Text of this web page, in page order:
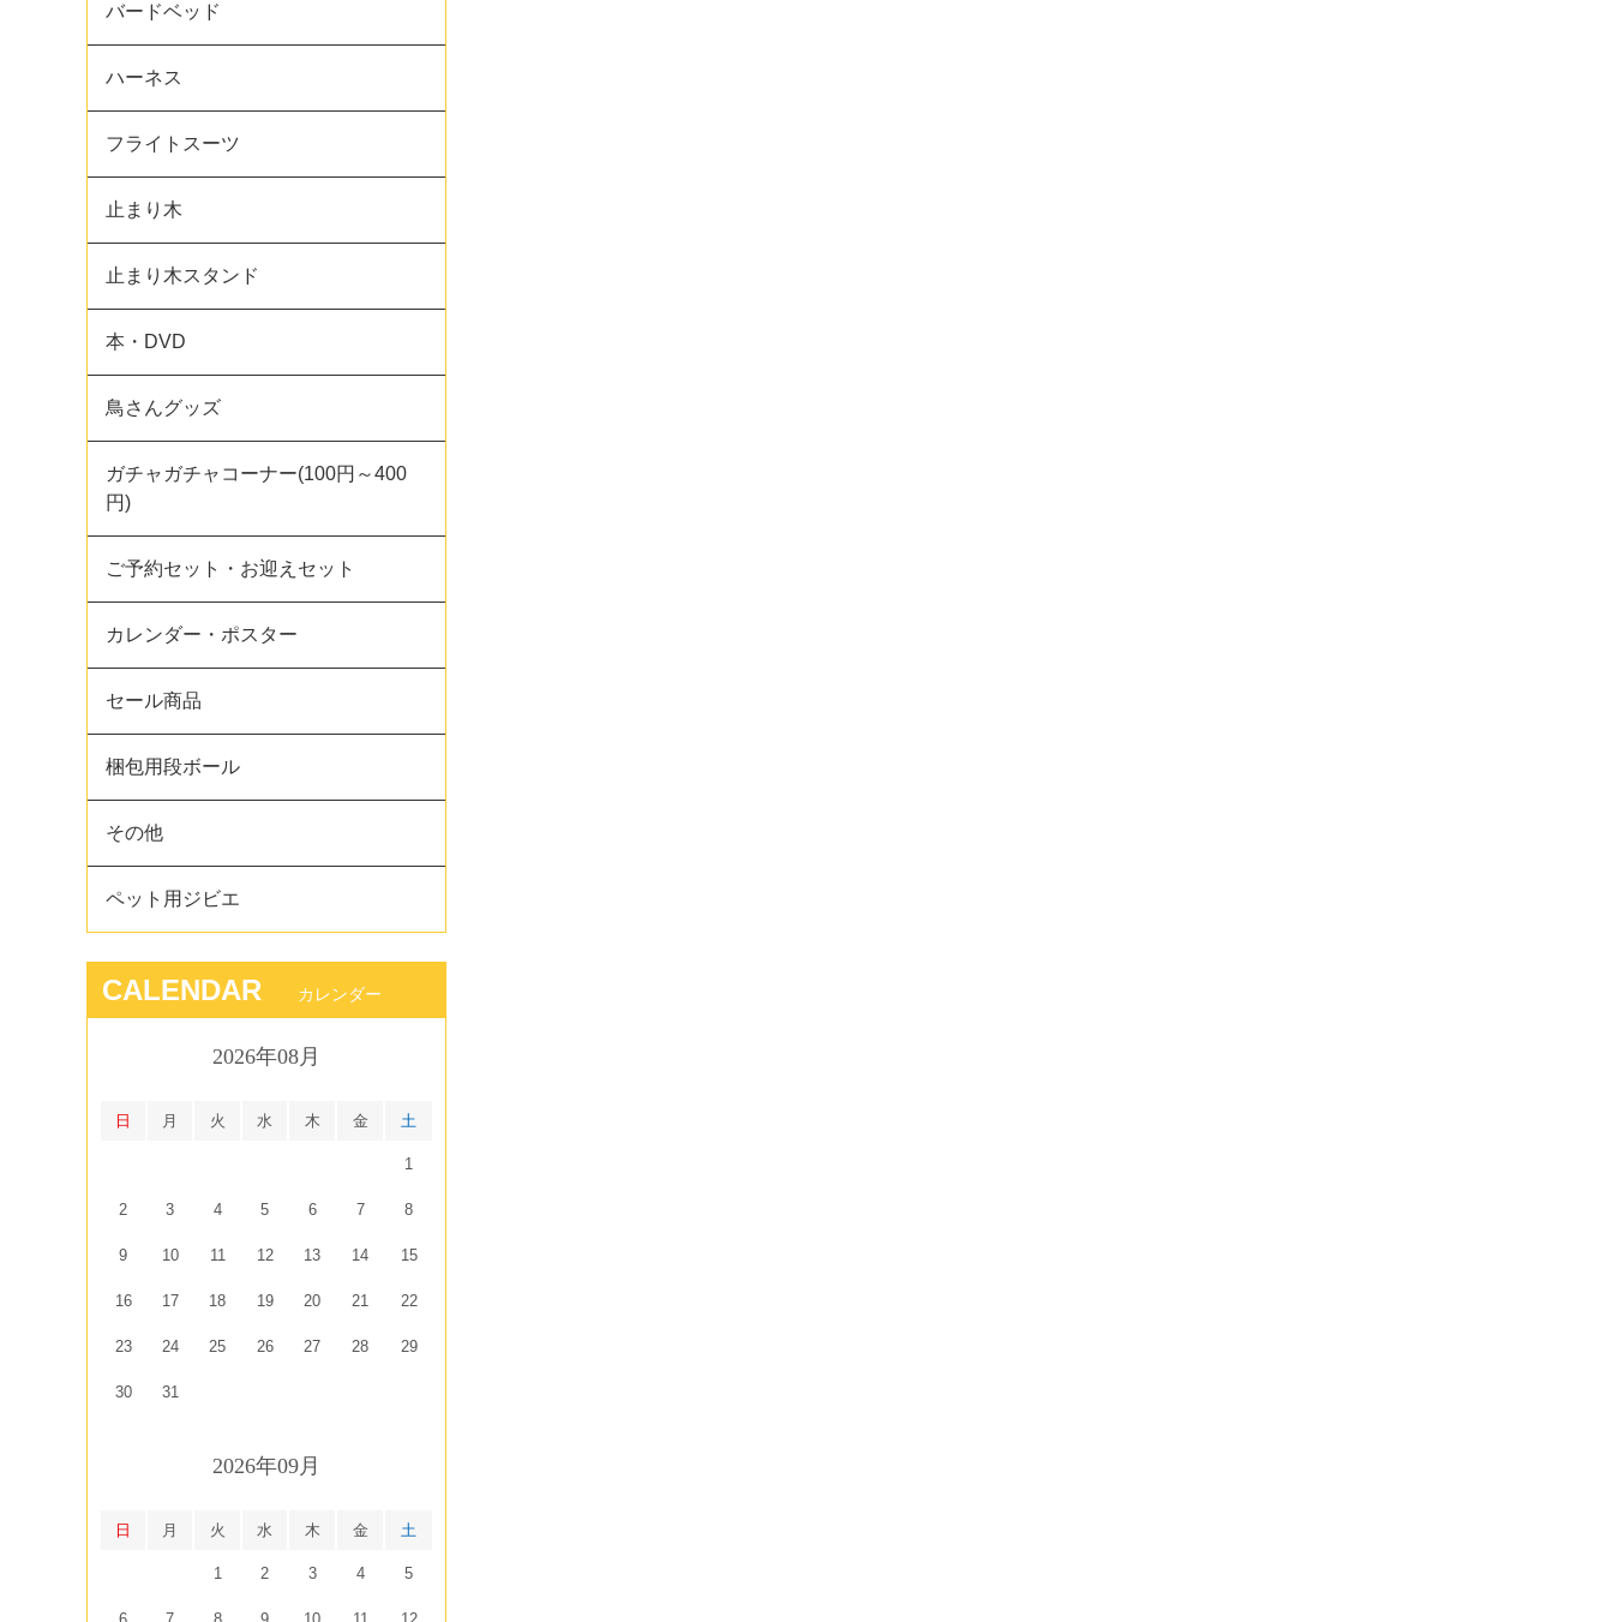
バードベッド
ハーネス
フライトスーツ
止まり木
止まり木スタンド
本・DVD
鳥さんグッズ
ガチャガチャコーナー(100円～400
円)
ご予約セット・お迎えセット
カレンダー・ポスター
セール商品
梱包用段ボール
その他
ペット用ジビエ
CALENDAR カレンダー
2026年08月
日 月 火 水 木 金 土
1
2 3 4 5 6 7 8
9 10 11 12 13 14 15
16 17 18 19 20 21 22
23 24 25 26 27 28 29
30 31
2026年09月
日 月 火 水 木 金 土
1 2 3 4 5